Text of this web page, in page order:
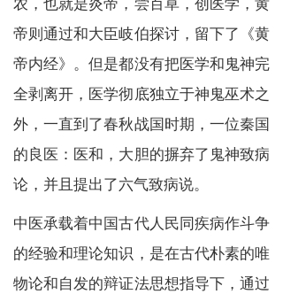
帝则通过和大臣岐伯探讨，留下了《黄
帝内经》。但是都没有把医学和鬼神完
全剥离开，医学彻底独立于神鬼巫术之
外，一直到了春秋战国时期，一位秦国
的良医：医和，大胆的摒弃了鬼神致病
论，并且提出了六气致病说。
中医承载着中国古代人民同疾病作斗争
的经验和理论知识，是在古代朴素的唯
物论和自发的辩证法思想指导下，通过